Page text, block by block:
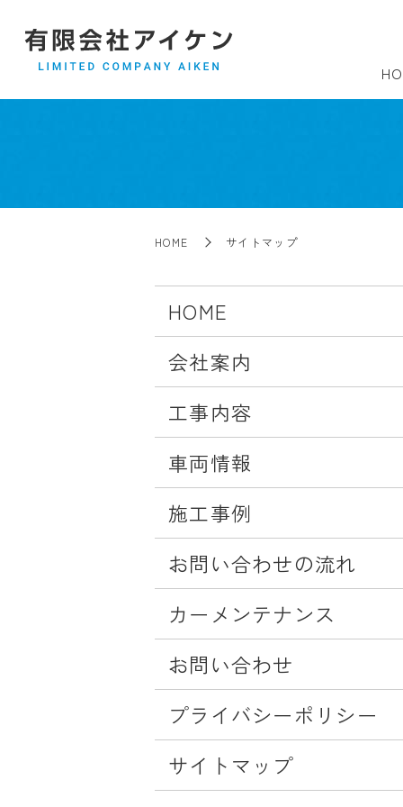
HOME サイトマップ
HOME
会社案内
工事内容
車両情報
施工事例
お問い合わせの流れ
カーメンテナンス
お問い合わせ
プライバシーポリシー
サイトマップ